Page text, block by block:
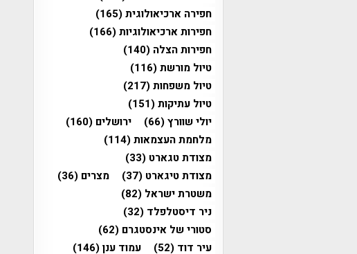
חפירה ארכיאולוגית(165)
חפירות ארכיאולוגיות(166)
חפירות הצלה (140)
טיול מורשת(116)
טיול משפחות(217)
טיול עתיקות(151)
יולי שוורץ(66) ירושלים (160)
מלחמת העצמאות(114)
מצודת טגארט (33)
מצודת טיגארט (37) מצרים (36)
משטרת ישראל (82)
ניר דיסטלפלד (32)
סטורי של אינסטגרם (62)
עיר דוד (52) עמוד ענן(146)